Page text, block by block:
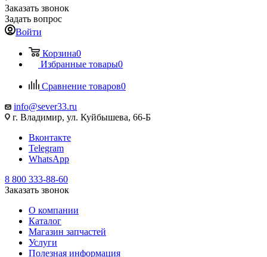
Заказать звонок
Задать вопрос
Войти
Корзина0
Избранные товары0
Сравнение товаров0
info@sever33.ru
г. Владимир, ул. Куйбышева, 66-Б
Вконтакте
Telegram
WhatsApp
8 800 333-88-60
Заказать звонок
О компании
Каталог
Магазин запчастей
Услуги
Полезная информация